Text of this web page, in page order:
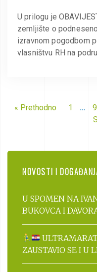
U prilogu je
zemljište o
izravnom pogodbom
vlasništvu RH na
« Prethodno 1 …
NOVOSTI I
U SPOMEN NA
BUKOVCA I
ZAUSTAVIO SE I U